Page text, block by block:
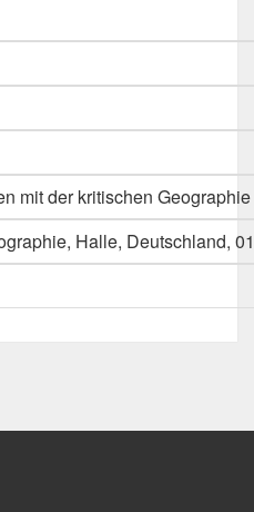
mit der kritischen Geographie
Halle, Deutschland,